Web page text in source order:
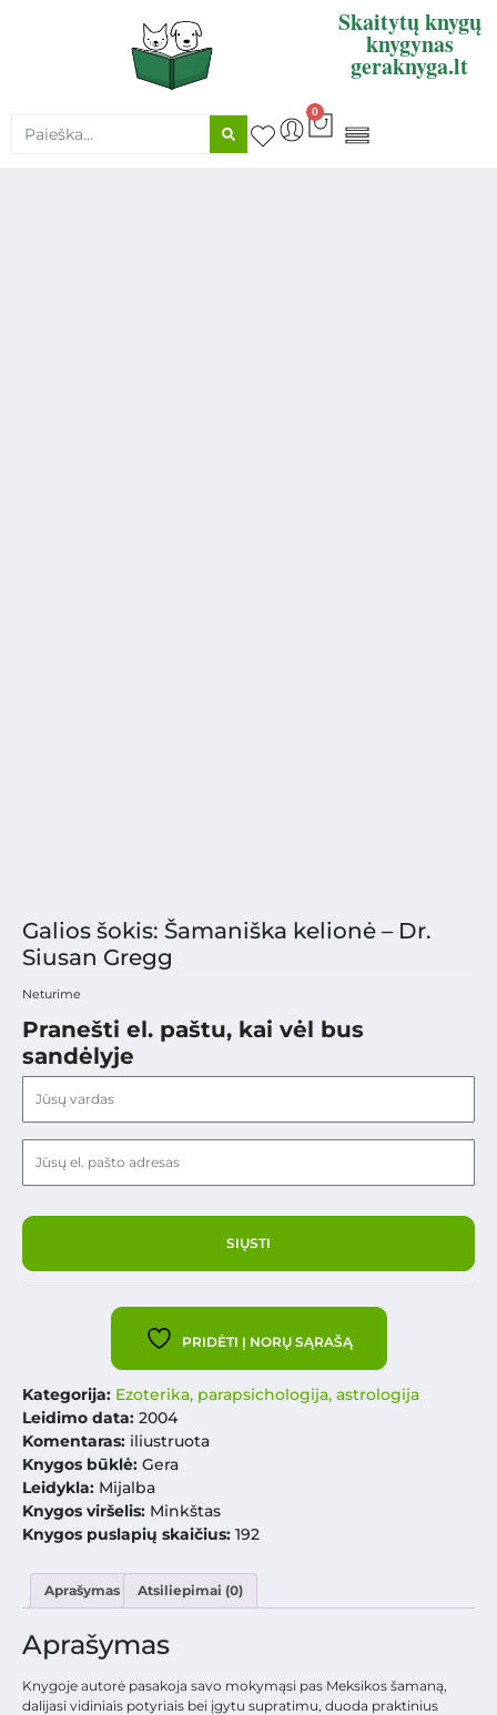
Skaitytų knygų
knygynas
geraknyga.lt
0
Galios šokis: Šamaniška kelionė – Dr.
Siusan Gregg
Neturime
Pranešti el. paštu, kai vėl bus
sandėlyje
PRIDĖTI Į NORŲ SĄRAŠĄ
Kategorija: Ezoterika, parapsichologija, astrologija
Leidimo data: 2004
Komentaras: iliustruota
Knygos būklė: Gera
Leidykla: Mijalba
Knygos viršelis: Minkštas
Knygos puslapių skaičius: 192
Aprašymas Atsiliepimai (0)
Aprašymas
Knygoje autorė pasakoja savo mokymąsi pas Meksikos šamaną,
dalijasi vidiniais potyriais bei įgytu supratimu, duoda praktinius